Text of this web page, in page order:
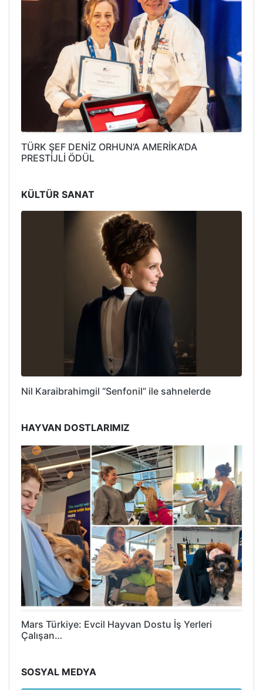
TÜRK ŞEF DENİZ ORHUN’A AMERİKA’DA
PRESTİJLİ ÖDÜL
KÜLTÜR SANAT
Nil Karaibrahimgil “Senfonil” ile sahnelerde
HAYVAN DOSTLARIMIZ
Mars Türkiye: Evcil Hayvan Dostu İş Yerleri
Çalışan…
SOSYAL MEDYA